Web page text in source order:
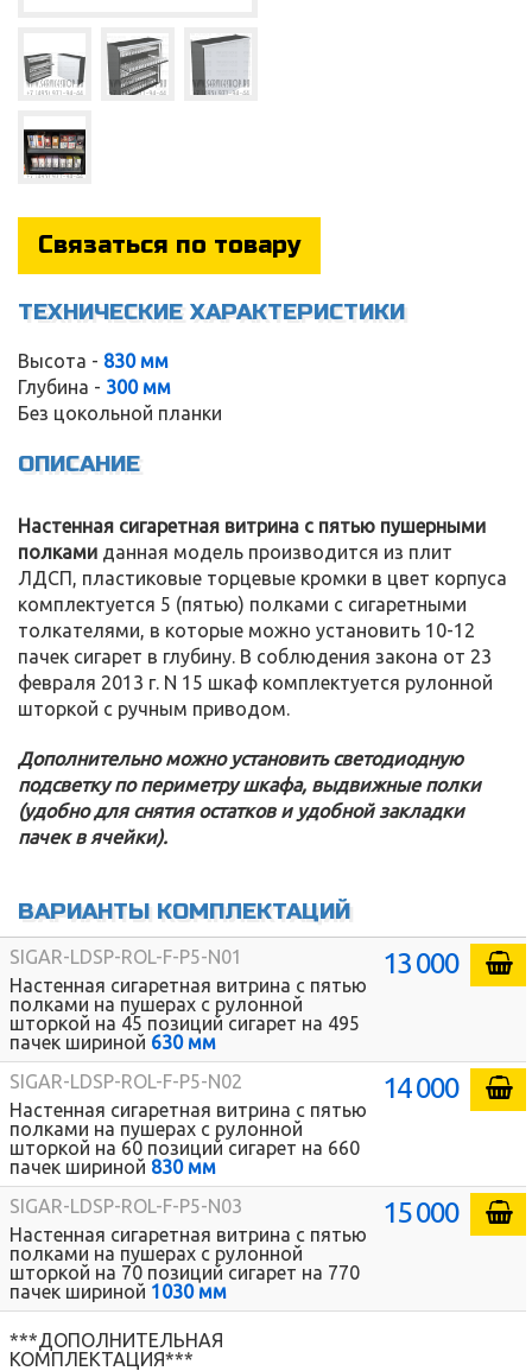
Service
Связаться по товару
ТЕХНИЧЕСКИЕ ХАРАКТЕРИСТИКИ
Высота - 830 мм
Глубина - 300 мм
Без цокольной планки
ОПИСАНИЕ
Настенная сигаретная витрина с пятью пушерными
полками данная модель производится из плит
ЛДСП, пластиковые торцевые кромки в цвет корпуса
комплектуется 5 (пятью) полками с сигаретными
толкателями, в которые можно установить 10-12
пачек сигарет в глубину. В соблюдения закона от 23
февраля 2013 г. N 15 шкаф комплектуется рулонной
шторкой с ручным приводом.
Дополнительно можно установить светодиодную
подсветку по периметру шкафа, выдвижные полки
(удобно для снятия остатков и удобной закладки
пачек в ячейки).
ВАРИАНТЫ КОМПЛЕКТАЦИЙ
SIGAR-LDSP-ROL-F-P5-N01
Настенная сигаретная витрина с пятью
полками на пушерах с рулонной
шторкой на 45 позиций сигарет на 495
пачек шириной 630 мм
13 000
SIGAR-LDSP-ROL-F-P5-N02
Настенная сигаретная витрина с пятью
полками на пушерах с рулонной
шторкой на 60 позиций сигарет на 660
пачек шириной 830 мм
14 000
SIGAR-LDSP-ROL-F-P5-N03
Настенная сигаретная витрина с пятью
полками на пушерах с рулонной
шторкой на 70 позиций сигарет на 770
пачек шириной 1030 мм
15 000
***ДОПОЛНИТЕЛЬНАЯ
КОМПЛЕКТАЦИЯ***